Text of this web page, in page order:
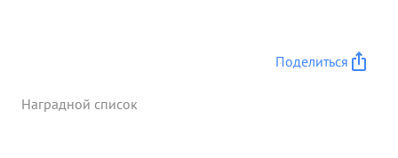
Поделиться
Наградной список